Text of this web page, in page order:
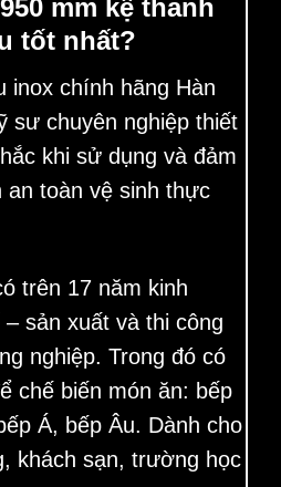
mm kệ thanh
tốt nhất?
inox chính hãng Hàn
sư chuyên nghiệp thiết
khi sử dụng và đảm
an toàn vệ sinh thực
trên 17 năm kinh
sản xuất và thi công
nghiệp. Trong đó có
chế biến món ăn: bếp
Á, bếp Âu. Dành cho
khách sạn, trường học